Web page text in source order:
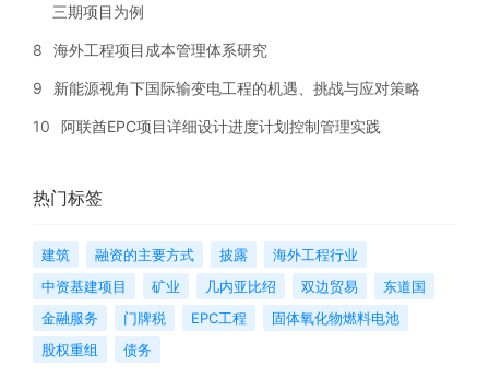
三期项目为例
8 海外工程项目成本管理体系研究
9 新能源视角下国际输变电工程的机遇、挑战与应对策略
10 阿联酋EPC项目详细设计进度计划控制管理实践
热门标签
建筑 融资的主要方式 披露
海外工程行业
中资基建项目
矿业 几内亚比绍 双边贸易
东道国
金融服务
门牌税 EPC工程
固体氧化物燃料电池
股权重组
债务